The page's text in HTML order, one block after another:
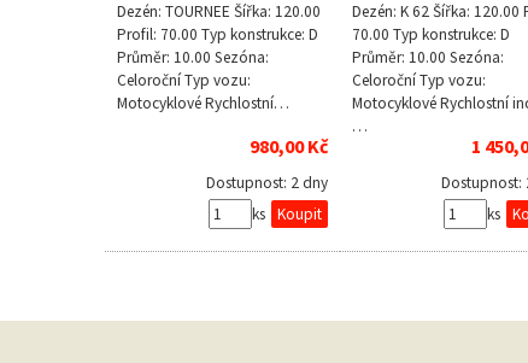
Dezén: TOURNEE Šířka: 120.00
Profil: 70.00 Typ konstrukce: D
Průměr: 10.00 Sezóna:
Celoroční Typ vozu:
Motocyklové Rychlostní…
980,00 Kč
Dostupnost: 2 dny
ks
Dezén: K 62 Šířka: 120.00
70.00 Typ konstrukce: D
Průměr: 10.00 Sezóna:
Celoroční Typ vozu:
Motocyklové Rychlostní
…
1
Dostupnost:
ks